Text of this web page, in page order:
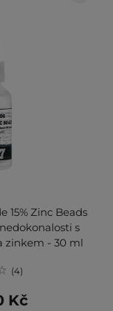
15% Zinc Beads
s
zinkem - 30 ml
4
Kč